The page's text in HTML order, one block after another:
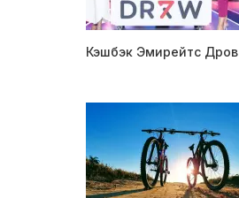
Кэшбэк Эмирейтс Дров